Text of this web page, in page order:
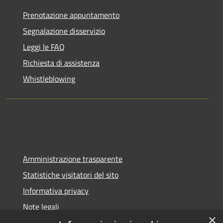
Prenotazione appuntamento
Segnalazione disservizio
Leggi le FAQ
Richiesta di assistenza
Whistleblowing
Amministrazione trasparente
Statistiche visitatori del sito
Informativa privacy
Note legali